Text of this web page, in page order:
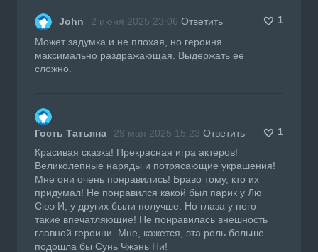
John 2 июня 2025 23:06 Ответить
1
Может задумка и не плохая, но героиня
максимально раздражающая. Выдержать ее
сложно.
Гость Татьяна 29 мая 2025 15:23 Ответить
1
Красивая сказка! Прекрасная игра актеров!
Великолепные наряды и потрясающие украшения!
Мне они очень понравились! Браво тому, кто их
придумал! Не понравился какой был парик у Лю
Сюэ И, у других были получше. Но глаза у него
такие впечатляющие! Не понравилась внешность
главной героини. Мне, кажется, эта роль больше
подошла бы Сунь Чжэнь Ни!